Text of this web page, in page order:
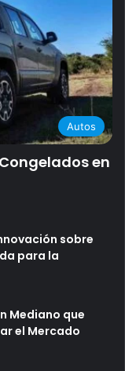
Autos
en
sobre
para la
Mediano que
el Mercado